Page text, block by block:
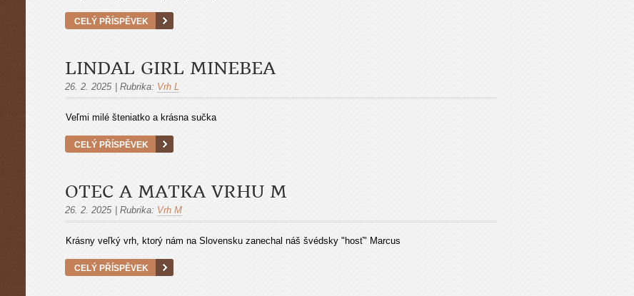
CELÝ PŘÍSPĚVEK
LINDAL GIRL MINEBEA
26. 2. 2025 Rubrika: Vrh L
Veľmi milé šteniatko a krásna sučka
CELÝ PŘÍSPĚVEK
OTEC A MATKA VRHU M
26. 2. 2025 Rubrika: Vrh M
Krásny veľký vrh, ktorý nám na Slovensku zanechal náš švédsky "hosť" Marcus
CELÝ PŘÍSPĚVEK